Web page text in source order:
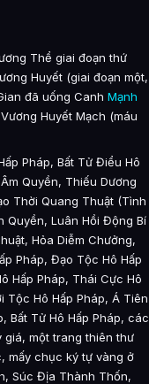
Thể giai đoạn thứ
Huyết (giai đoạn một,
đã uống Canh Mạnh
Huyết Mạch (máu
Pháp, Bất Tử Điểu Hô
Quyền, Thiếu Dương
Thời Quang Thuật (Tình
Luân Hồi Động Bí
Hỏa Diễm Chưởng,
Pháp, Đạo Tộc Hô Hấp
Hấp Pháp, Thái Cực Hô
Tộc Hô Hấp Pháp, Á Tiên
Bất Tử Hô Hấp Pháp, các
một trang thiên thư
mấy chục ký tự vàng ở
Súc Địa Thành Thốn,